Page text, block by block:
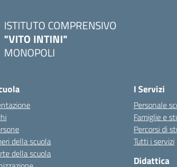
ISTITUTO COMPRENSIVO
"VITO INTINI"
MONOPOLI
della scuola
della scuola
I Servizi
Personale
Famiglie e
Percorsi di
Tutti i servizi
Didattica